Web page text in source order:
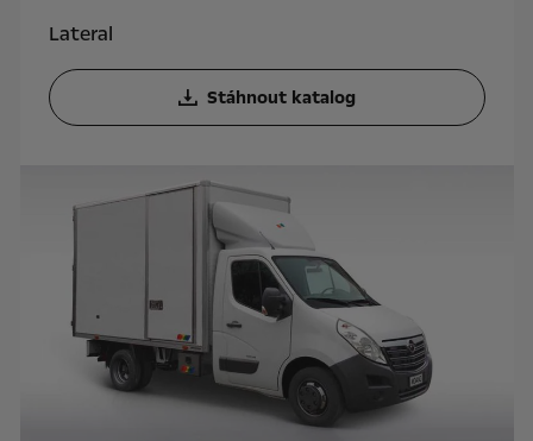
Lateral
Stáhnout katalog